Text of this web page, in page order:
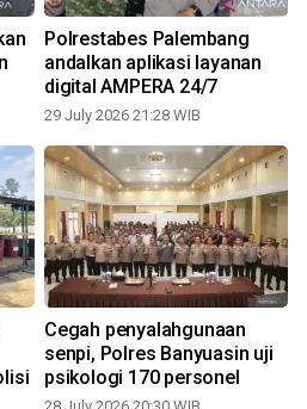
Polrestabes Palembang
andalkan aplikasi layanan
digital AMPERA 24/7
29 July 2026 21:28 WIB
Cegah penyalahgunaan
senpi, Polres Banyuasin uji
psikologi 170 personel